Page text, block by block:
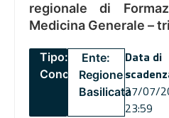
regionale di
Medicina Generale –
Tipo:
Concorsi
Ente:
Regione
Basilicata
Data di
27/07/
23:59